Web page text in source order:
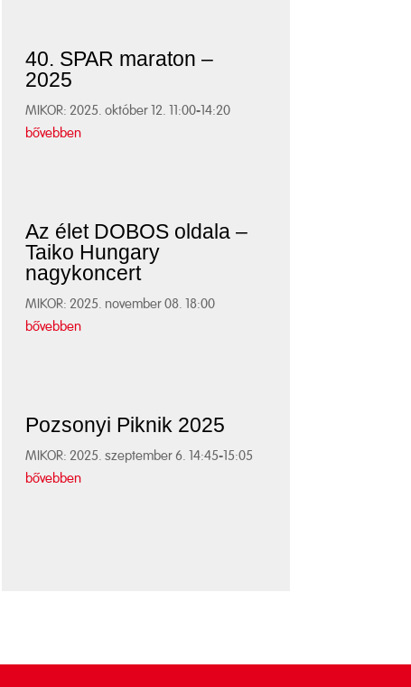
40. SPAR maraton –
2025
MIKOR: 2025. október 12. 11:00-14:20
bővebben
Az élet DOBOS oldala –
Taiko Hungary
nagykoncert
MIKOR: 2025. november 08. 18:00
bővebben
Pozsonyi Piknik 2025
MIKOR: 2025. szeptember 6. 14:45-15:05
bővebben